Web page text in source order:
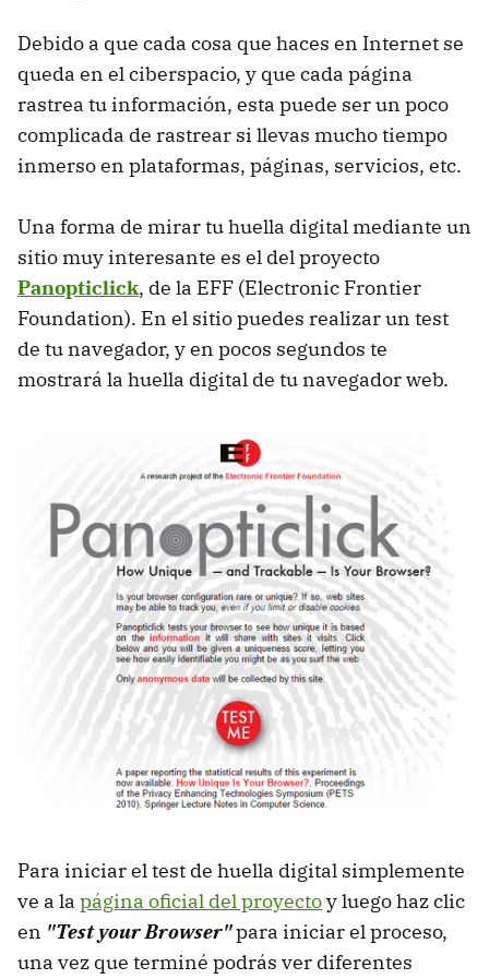
Debido a que cada cosa que haces en Internet se
queda en el ciberspacio, y que cada página
rastrea tu información, esta puede ser un poco
complicada de rastrear si llevas mucho tiempo
inmerso en plataformas, páginas, servicios, etc.
Una forma de mirar tu huella digital mediante un
sitio muy interesante es el del proyecto
Panopticlick, de la EFF (Electronic Frontier
Foundation). En el sitio puedes realizar un test
de tu navegador, y en pocos segundos te
mostrará la huella digital de tu navegador web.
Para iniciar el test de huella digital simplemente
ve a la página oficial del proyectoy luego haz clic
en "Test your Browser"para iniciar el proceso,
una vez que terminé podrás ver diferentes